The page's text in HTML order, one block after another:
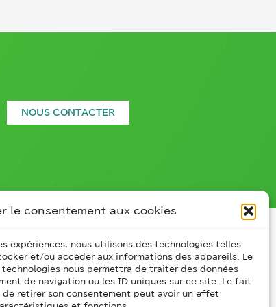
le consentement aux cookies
expériences, nous utilisons des technologies telles
et/ou accéder aux informations des appareils. Le
nous permettra de traiter des données
de navigation ou les ID uniques sur ce site. Le fait
de retirer son consentement peut avoir un effet
NOUS CONTACTER